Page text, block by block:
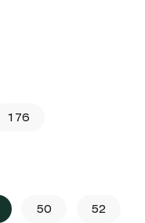
176
50 52